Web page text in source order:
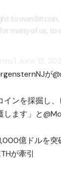
が
インを採掘し
ます」と
億ドルを突
が牽引